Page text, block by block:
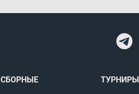
СБОРНЫЕ ТУРНИРЫ